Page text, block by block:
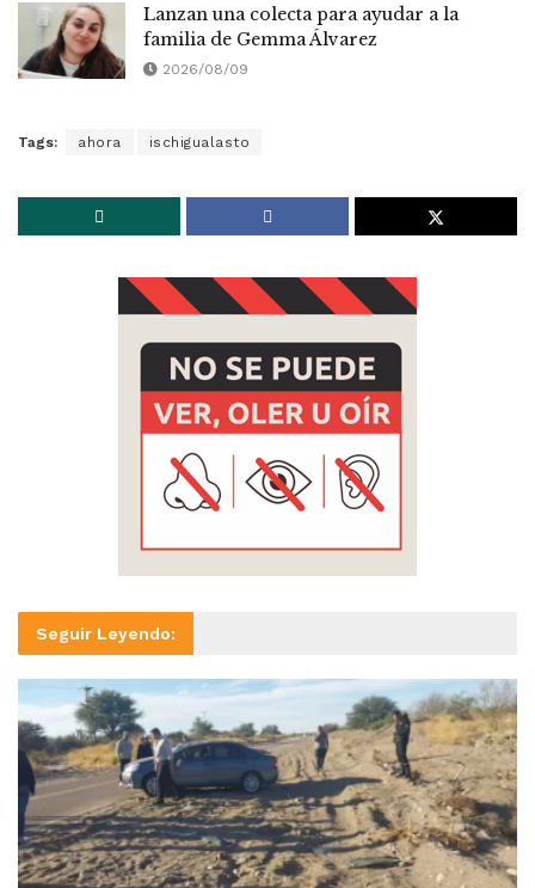
Lanzan una colecta para ayudar a la
familia de Gemma Álvarez
2026/08/09
Tags: ahora ischigualasto
Seguir Leyendo: